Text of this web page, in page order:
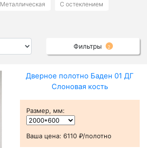
Металлическая С остеклением
Фильтры 2
Дверное полотно Баден 01 ДГ
Слоновая кость
Размер, мм:
Ваша цена: 6110 ₽/полотно